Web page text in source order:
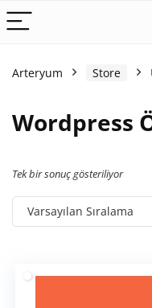
Arteryum Store
Wordpress
Tek bir sonuç gösteriliyor
Varsayılan Sıralama